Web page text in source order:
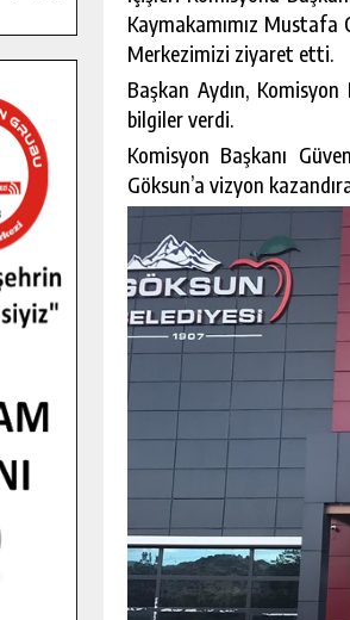
Kaymakamımız Mustafa
Merkezimizi ziyaret etti.
Başkan Aydın,
bilgiler verdi.
Komisyon Başkanı
Göksun’a vizyon
GENÇLER
YENI MEDYA
KEŞFETTI.